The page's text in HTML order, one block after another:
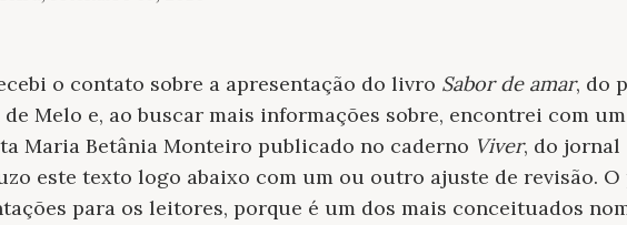
o contato sobre a apresentação do livro Sabor de amar, do
Melo e, ao buscar mais informações sobre, encontrei com
Maria Betânia Monteiro publicado no caderno Viver, do jornal
este texto logo abaixo com um ou outro ajuste de revisão. O
para os leitores, porque é um dos mais conceituados